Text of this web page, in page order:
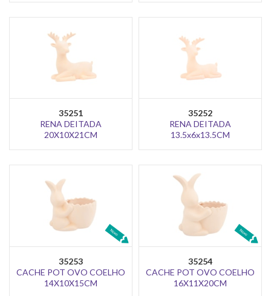
35251
RENA DEITADA
20X10X21CM
35252
RENA DEITADA
13.5x6x13.5CM
35253
CACHE POT OVO COELHO
14X10X15CM
35254
CACHE POT OVO COELHO
16X11X20CM